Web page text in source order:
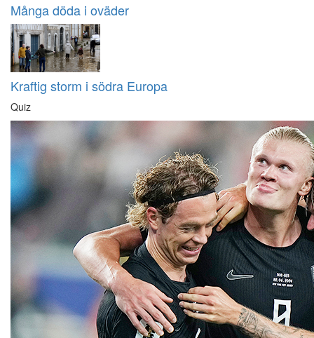
Många döda i oväder
Kraftig storm i södra Europa
Quiz